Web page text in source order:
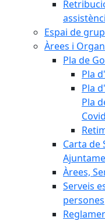
Espai de
Àrees i
Pla de
Pla
Pla
Pla
Carta de
Àrees,
Serveis
persones